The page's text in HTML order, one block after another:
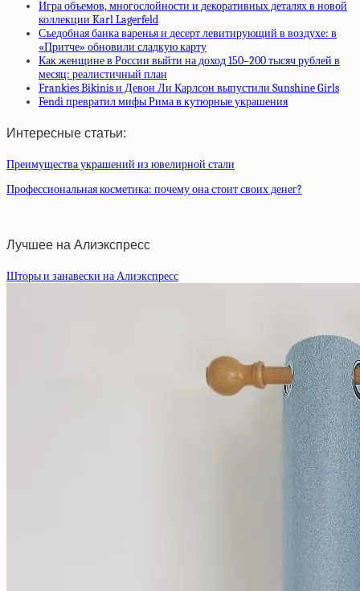
Игра объемов, многослойности и декоративных деталях в новой
коллекции Karl Lagerfeld
Съедобная банка варенья и десерт левитирующий в воздухе: в
«Притче» обновили сладкую карту
Как женщине в России выйти на доход 150–200 тысяч рублей в
месяц: реалистичный план
Frankies Bikinis и Девон Ли Карлсон выпустили Sunshine Girls
Fendi превратил мифы Рима в кутюрные украшения
Интересные статьи:
Преимущества украшений из ювелирной стали
Профессиональная косметика: почему она стоит своих денег?
Лучшее на Алиэкспресс
Шторы и занавески на Алиэкспресс